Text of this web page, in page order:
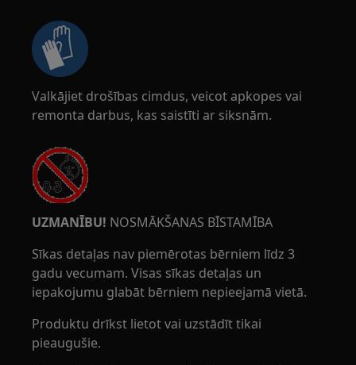
Valkājiet drošības cimdus, veicot apkopes vai
remonta darbus, kas saistīti ar siksnām.
UZMANĪBU! NOSMĀKŠANAS BĪSTAMĪBA
Sīkas detaļas nav piemērotas bērniem līdz 3
gadu vecumam. Visas sīkas detaļas un
iepakojumu glabāt bērniem nepieejamā vietā.
Produktu drīkst lietot vai uzstādīt tikai
pieaugušie.